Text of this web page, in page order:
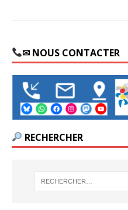
✉ NOUS CONTACTER
RECHERCHER